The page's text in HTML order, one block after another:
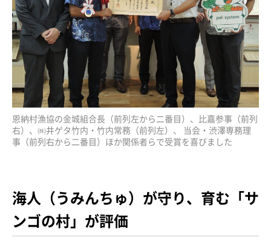
恩納村漁協の金城組合長（前列左から二番目）、比嘉参事（前列
右）、㈱井ゲタ竹内・竹内常務（前列左）、 当会・渋澤専務理
事（前列右から二番目）ほか関係者らで受賞を喜びました
海人（うみんちゅ）が守り、育む「サ
ンゴの村」が評価